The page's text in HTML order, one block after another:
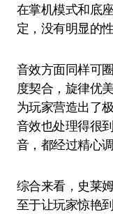
在掌机模式和底
定，没有明显的性
音效方面同样可
度契合，旋律优
为玩家营造出了
音效也处理得很
音，都经过精心调
综合来看，史莱
至于让玩家惊艳